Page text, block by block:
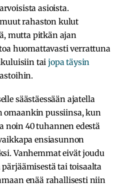
asioista.
rahaston kulut
mutta pitkän ajan
huomattavasti verrattuna
taijopa täysin
säästäessään ajatella
omaankin pussiinsa, kun
noin 40 tuhannen edestä
ensiasunnon
Vanhemmat eivät joudu
tai toisaalta
enää rahallisesti niin